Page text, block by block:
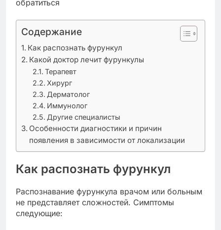
Содержание
Как распознать фурункул
Какой доктор лечит фурункулы
Терапевт
Хирург
Дерматолог
Иммунолог
Другие специалисты
Особенности диагностики и причин
появления в зависимости от локализации
Как распознать фурункул
Распознавание фурункула врачом или больным
не представляет сложностей. Симптомы
следующие: